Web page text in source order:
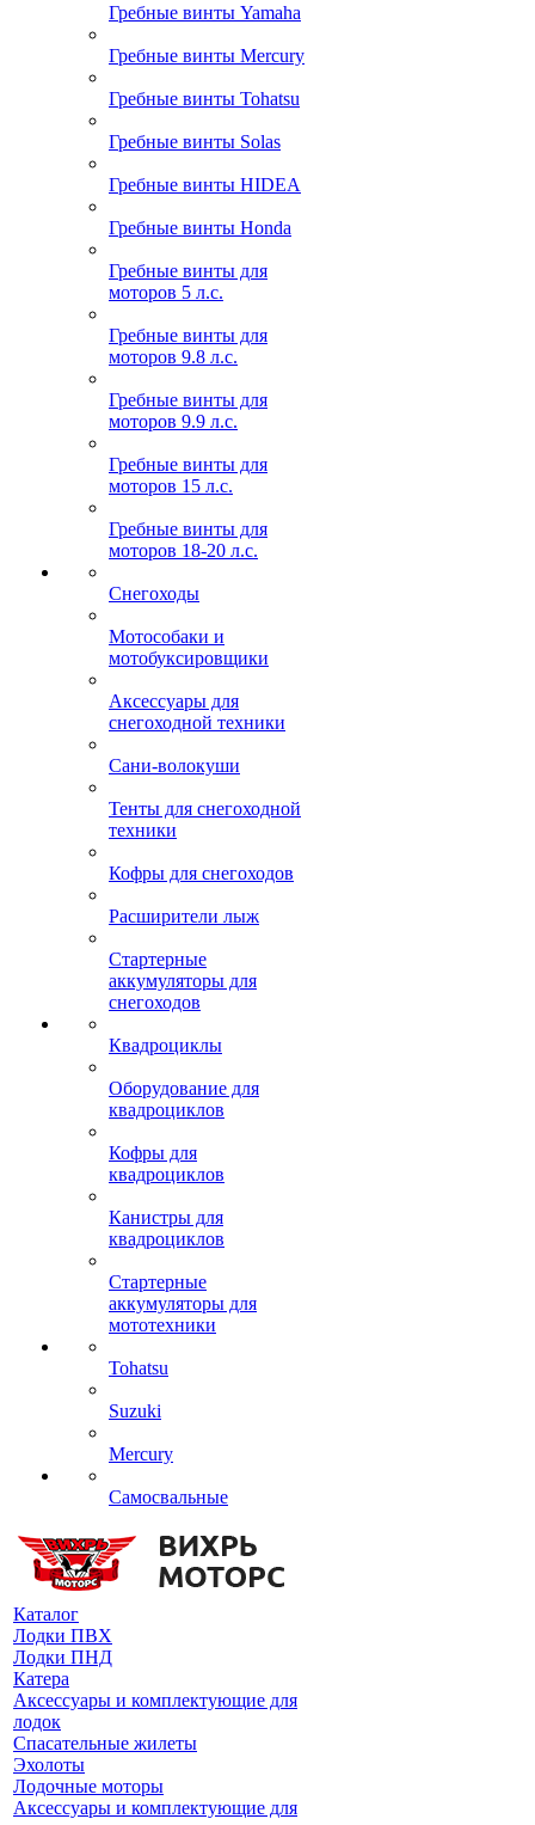
Гребные винты Yamaha
Гребные винты Mercury
Гребные винты Tohatsu
Гребные винты Solas
Гребные винты HIDEA
Гребные винты Honda
Гребные винты для
моторов 5 л.с.
Гребные винты для
моторов 9.8 л.с.
Гребные винты для
моторов 9.9 л.с.
Гребные винты для
моторов 15 л.с.
Гребные винты для
моторов 18-20 л.с.
Снегоходы
Мотособаки и
мотобуксировщики
Аксессуары для
снегоходной техники
Сани-волокуши
Тенты для снегоходной
техники
Кофры для снегоходов
Расширители лыж
Стартерные
аккумуляторы для
снегоходов
Квадроциклы
Оборудование для
квадроциклов
Кофры для
квадроциклов
Канистры для
квадроциклов
Стартерные
аккумуляторы для
мототехники
Tohatsu
Suzuki
Mercury
Самосвальные
Каталог
Лодки ПВХ
Лодки ПНД
Катера
Аксессуары и комплектующие для
лодок
Спасательные жилеты
Эхолоты
Лодочные моторы
Аксессуары и комплектующие для